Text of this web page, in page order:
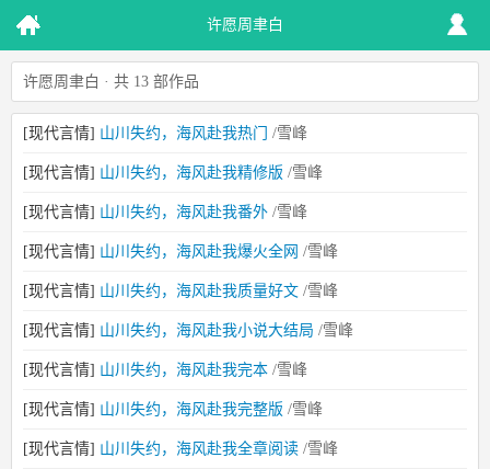
许愿周聿白
许愿周聿白 · 共 13 部作品
[现代言情] 山川失约，海风赴我热门 /雪峰
[现代言情] 山川失约，海风赴我精修版 /雪峰
[现代言情] 山川失约，海风赴我番外 /雪峰
[现代言情] 山川失约，海风赴我爆火全网 /雪峰
[现代言情] 山川失约，海风赴我质量好文 /雪峰
[现代言情] 山川失约，海风赴我小说大结局 /雪峰
[现代言情] 山川失约，海风赴我完本 /雪峰
[现代言情] 山川失约，海风赴我完整版 /雪峰
[现代言情] 山川失约，海风赴我全章阅读 /雪峰